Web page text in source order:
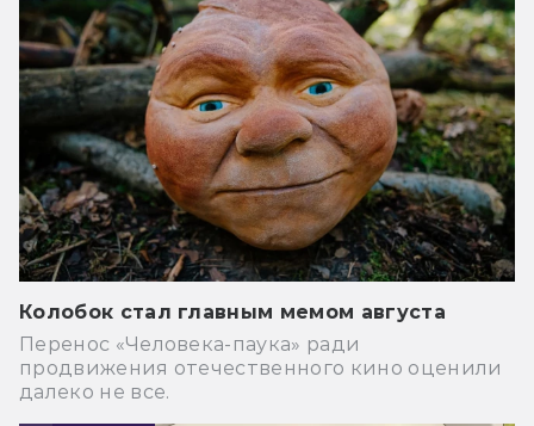
Колобок стал главным мемом августа
Перенос «Человека-паука» ради
продвижения отечественного кино оценили
далеко не все.